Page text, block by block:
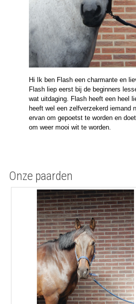
Hi Ik ben Flash een charmante en
Flash liep eerst bij de beginners
wat uitdaging. Flash heeft een heel
heeft wel een zelfverzekerd iemand
ervan om gepoetst te worden en
om weer mooi wit te worden.
Onze paarden